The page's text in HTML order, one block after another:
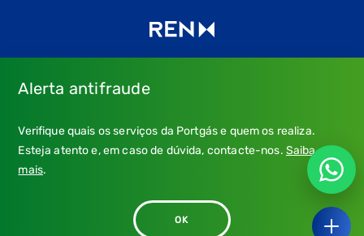
a nossaPolítica de Cookies.
* Emergência Gás: 24 horas, chamada grátis.
** Atendimento: dias úteis, 9h-21h; chamada para a rede fixa
© 2026 - Portgás. Todos os direitos reservados.
Alerta antifraude
Verifique quais os serviços da Portgás e quem os realiza.
Esteja atento e, em caso de dúvida, contacte-nos. Saiba
mais.
OK